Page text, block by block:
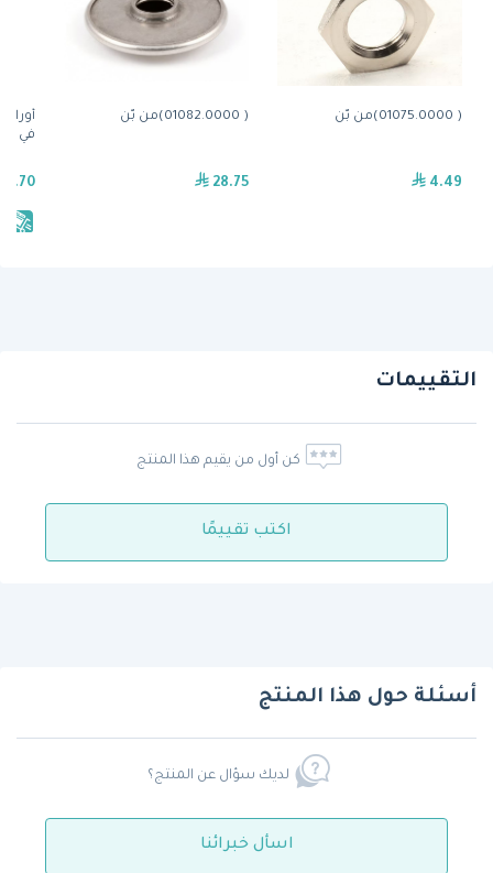
( 01075.0000)من بّن
4.49
( 01082.0000)من بّن
28.75
في
التقييمات
كن أول من يقيم هذا المنتج
اكتب تقييمًا
أسئلة حول هذا المنتج
لديك سؤال عن المنتج؟
اسأل خبرائنا